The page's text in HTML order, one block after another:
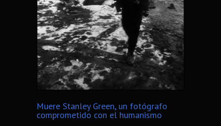
Muere Stanley Green, un fotógrafo
comprometido con el humanismo